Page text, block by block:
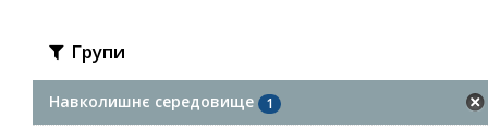
Групи
Навколишнє середовище 1